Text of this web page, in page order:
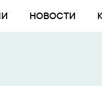
НОВОСТИ